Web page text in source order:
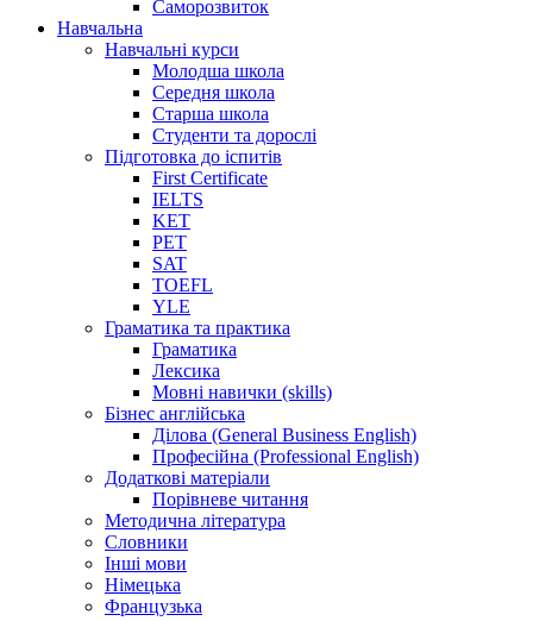
Саморозвиток
Навчальна
Навчальні курси
Молодша школа
Середня школа
Старша школа
Студенти та дорослі
Підготовка до іспитів
First Certificate
IELTS
KET
PET
SAT
TOEFL
YLE
Граматика та практика
Граматика
Лексика
Мовні навички (skills)
Бізнес англійська
Ділова (General Business English)
Професійна (Professional English)
Додаткові матеріали
Порівневе читання
Методична література
Словники
Інші мови
Німецька
Французька